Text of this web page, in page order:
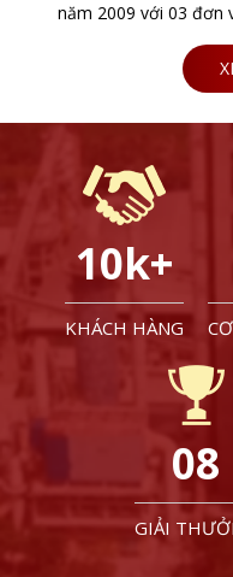
năm 2009 với 03 đơn
10k+
KHÁCH HÀNG
08
GIẢI